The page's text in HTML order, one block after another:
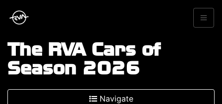
The RVA Cars of
Season 2026
Navigate